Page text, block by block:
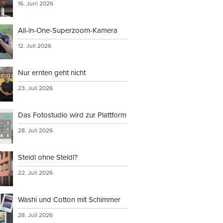
16. Juni 2026
All-in-One-Superzoom-Kamera
12. Juli 2026
Nur ernten geht nicht
23. Juli 2026
Das Fotostudio wird zur Plattform
28. Juli 2026
Steidl ohne Steidl?
22. Juli 2026
Washi und Cotton mit Schimmer
28. Juli 2026
an